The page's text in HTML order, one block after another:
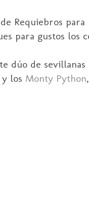
Requiebros
para gustos los
dúo de
y los Monty Python